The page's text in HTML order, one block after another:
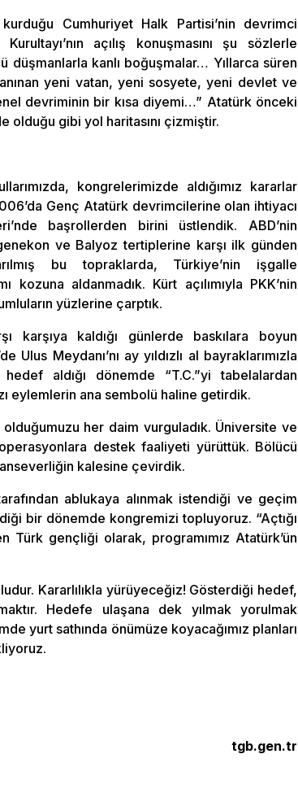
Cumhuriyet Halk Partisi’nin devrimci
açılış konuşmasını şu sözlerle
düşmanlarla kanlı boğuşmalar… Yıllarca süren
yeni vatan, yeni sosyete, yeni devlet ve
devriminin bir kısa diyemi…” Atatürk önceki
olduğu gibi yol haritasını çizmiştir.
kongrelerimizde aldığımız kararlar
Genç Atatürk devrimcilerine olan ihtiyacı
başrollerden birini üstlendik. ABD’nin
ve Balyoz tertiplerine karşı ilk günden
bu topraklarda, Türkiye’nin işgalle
aldanmadık. Kürt açılımıyla PKK’nin
yüzlerine çarptık.
karşıya kaldığı günlerde baskılara boyun
Meydanı’nı ay yıldızlı al bayraklarımızla
aldığı dönemde “T.C.”yi tabelalardan
eylemlerin ana sembolü haline getirdik.
her daim vurguladık. Üniversite ve
destek faaliyeti yürüttük. Bölücü
kalesine çevirdik.
ablukaya alınmak istendiği ve geçim
bir dönemde kongremizi topluyoruz. “Açtığı
gençliği olarak, programımız Atatürk’ün
Kararlılıkla yürüyeceğiz! Gösterdiği hedef,
Hedefe ulaşana dek yılmak yorulmak
yurt sathında önümüze koyacağımız planları
tgb.gen.tr